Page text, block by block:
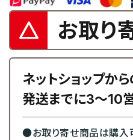
お取り
ネットショップか
発送までに3～10
●お取り寄せ商品は購入